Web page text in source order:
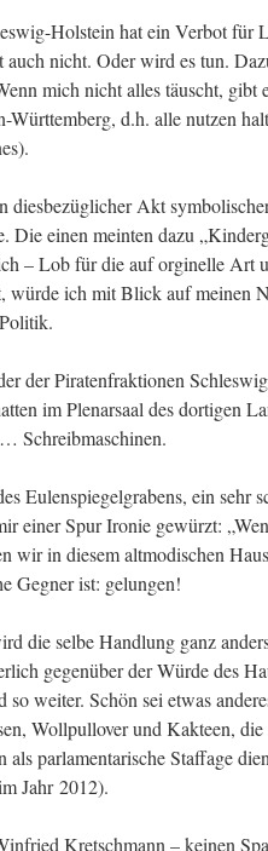
Hol­stein hat ein Ver­bot für
auch nicht. Oder wird es tun.
mich nicht alles täuscht, gibt
Würt­tem­berg, d.h. alle nut­zen
dies­be­züg­li­cher Akt
Die einen mein­ten dazu
– Lob für die auf orgi­nel­le Art
ich mit Blick auf mei­nen
der Pira­ten­frak­tio­nen
im Ple­nar­saal des dor­ti­gen
Schreibmaschinen.
Eulen­spie­gel­gra­bens, ein sehr
einer Spur Iro­nie gewürzt:
wir in die­sem alt­mo­di­schen
Geg­ner ist: gelungen!
die sel­be Hand­lung ganz
gegen­über der Wür­de des
wei­ter. Schön sei etwas
Woll­pull­over und Kak­teen,
par­la­men­ta­ri­sche Staf­fa­ge
Jahr 2012).
Kret­sch­mann – kei­nen